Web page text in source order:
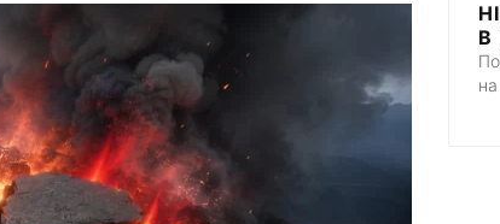
В